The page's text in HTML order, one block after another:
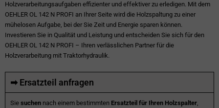
Holzverarbeitungsaufgaben effizienter und effektiver zu erledigen. Mit dem
OEHLER OL 142 N PROFI an Ihrer Seite wird die Holzspaltung zu einer
mühelosen Aufgabe, bei der Sie Zeit und Energie sparen können.
Investieren Sie in Qualität und Leistung und entscheiden Sie sich für den
OEHLER OL 142 N PROFI – Ihren verlässlichen Partner für die
Holzverarbeitung mit Traktorhydraulik.
➡ Ersatzteil anfragen
Sie suchen nach einem bestimmten Ersatzteil für Ihren Holzspalter,